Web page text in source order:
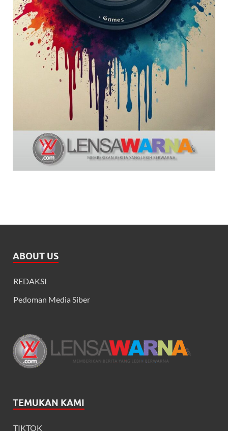
ABOUT US
REDAKSI
Pedoman Media Siber
TEMUKAN KAMI
TIKTOK